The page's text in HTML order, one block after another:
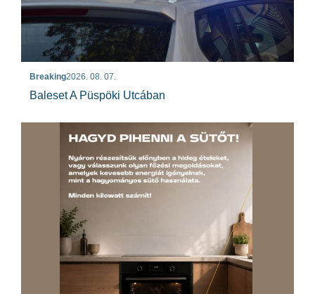
Breaking2026. 08. 07.
Baleset A Püspöki Utcában